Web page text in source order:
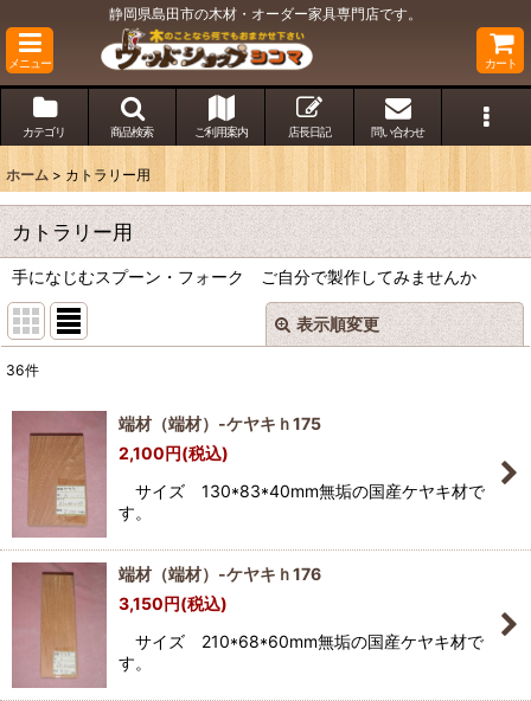
静岡県島田市の木材・オーダー家具専門店です。
メニュー カート
カテゴリ 商品検索 ご利用案内 店長日記 問い合わせ
ホーム > カトラリー用
カトラリー用
手になじむスプーン・フォーク ご自分で製作してみませんか
表示順変更
並び順:
閉じる
36件
端材（端材）-ケヤキｈ175
2,100円(税込)
サイズ 130*83*40mm無垢の国産ケヤキ材で
す。
端材（端材）-ケヤキｈ176
3,150円(税込)
サイズ 210*68*60mm無垢の国産ケヤキ材で
す。